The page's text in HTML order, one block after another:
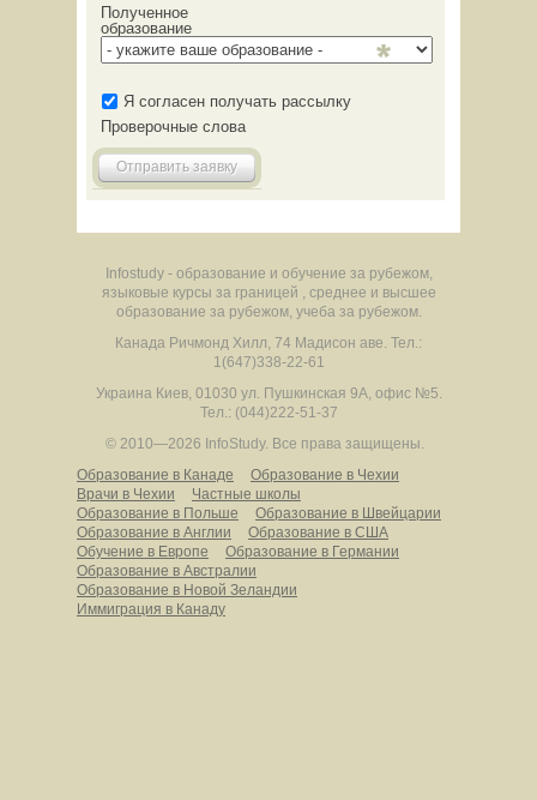
Полученное
образование
Я согласен получать рассылку
Проверочные слова
Отправить заявку
Infostudy - образование и обучение за рубежом,
языковые курсы за границей , среднее и высшее
образование за рубежом, учеба за рубежом.
Канада Ричмонд Хилл, 74 Мадисон аве. Тел.:
1(647)338-22-61
Украина Киев, 01030 ул. Пушкинская 9А, офис №5.
Тел.: (044)222-51-37
© 2010—2026 InfoStudy. Все права защищены.
Образование в Канаде
Образование в Чехии
Врачи в Чехии
Частные школы
Образование в Польше
Образование в Швейцарии
Образование в Англии
Образование в США
Обучение в Европе
Образование в Германии
Образование в Австралии
Образование в Новой Зеландии
Иммиграция в Канаду